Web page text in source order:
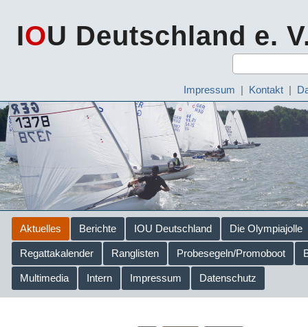
IOU Deutschland e.
Impressum | Kontakt |
Aktuelles Berichte IOU Deutschland Die Olympiajolle
Regattakalender Ranglisten Probesegeln/Promoboot
Multimedia Intern Impressum Datenschutz